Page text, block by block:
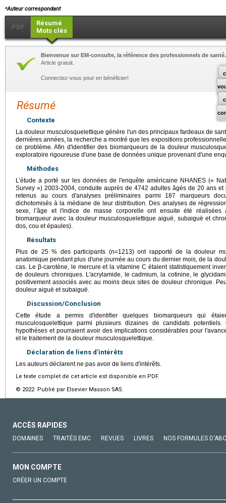
⁎Auteur correspondant
PDF
Résumé
Mots clés
Bienvenue sur EM-consulte, la référence des professionnels de santé.
Article gratuit.
Connectez-vous pour en bénéficier!
Résumé
Contexte
La douleur musculosquelettique génère l'un des principaux fardeaux de
dernières années, la recherche a montré que les expositions
ce problème. Afin d'identifier des biomarqueurs de la douleur
exploratoire rigoureuse d'une base de données unique provenant d'une
Méthodes
L’étude a porté sur les données de l'enquête américaine NHANES («
Survey ») 2003-2004, conduite auprès de 4742 adultes âgés de 20 ans
retenus au cours d'analyses préliminaires parmi 187 marqueurs
dichotomisés à la médiane de leur distribution. Des analyses de
sexe, l’âge et l'indice de masse corporelle ont ensuite été réalisées
biomarqueur avec la douleur musculosquelettique aiguë, subaiguë et
dos, cou et épaules).
Résultats
Plus de 25 % des participants (n=1213) ont rapporté de la douleur
anatomique pendant plus d'une journée au cours du dernier mois, de la
cas. Le β-carotène, le mercure et la vitamine C étaient statistiquement
de douleurs chroniques. L'acrylamide, le cadmium, la cotinine, le
positivement associés avec au moins deux sites de douleur chronique.
douleur aiguë et subaiguë.
Discussion/Conclusion
Cette étude a permis d'identifier quelques biomarqueurs qui
musculosquelettique parmi plusieurs dizaines de candidats
hypothèses et pourraient avoir des implications considérables pour
et le traitement de la douleur musculosquelettique.
Déclaration de liens d'intérêts
Les auteurs déclarent ne pas avoir de liens d'intérêts.
Le texte complet de cet article est disponible en PDF.
© 2022 Publié par Elsevier Masson SAS.
ACCÈS RAPIDES
DOMAINES TRAITÉS EMC REVUES LIVRES NOS FORMULES
MON COMPTE
CRÉER UN COMPTE